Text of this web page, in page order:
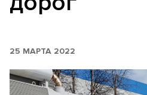
25 МАРТА 2022